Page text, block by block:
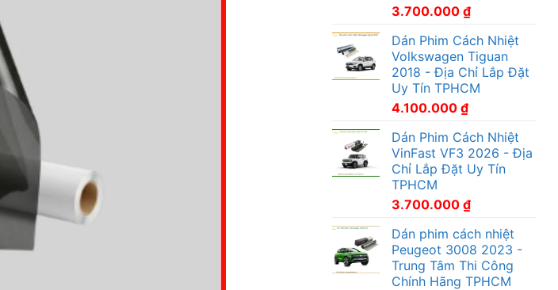
3.700.000 ₫
Dán Phim Cách Nhiệt
Volkswagen Tiguan
2018 - Địa Chỉ Lắp Đặt
Uy Tín TPHCM
4.100.000 ₫
Dán Phim Cách Nhiệt
VinFast VF3 2026 - Địa
Chỉ Lắp Đặt Uy Tín
TPHCM
3.700.000 ₫
Dán phim cách nhiệt
Peugeot 3008 2023 -
Trung Tâm Thi Công
Chính Hãng TPHCM